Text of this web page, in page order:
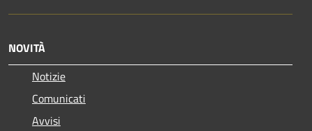
NOVITÀ
Notizie
Comunicati
Avvisi